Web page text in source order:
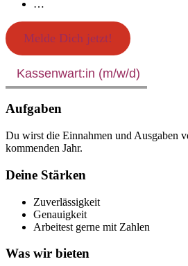
…
Melde Dich jetzt!
Kassenwart:in (m/w/d)
Aufgaben
Du wirst die Einnahmen und Ausgaben
kommenden Jahr.
Deine Stärken
Zuverlässigkeit
Genauigkeit
Arbeitest gerne mit Zahlen
Was wir bieten